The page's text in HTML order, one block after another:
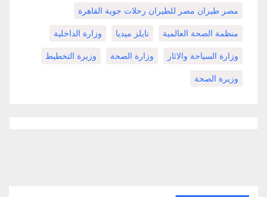
مصر طيران مصر للطيران رحلات جوية القاهرة
منظمة الصحة العالمية نايلز ميديا وزارة الداخلية
وزارة السياحة والاثار وزارة الصحة وزيرة التخطيط
وزيرة الصحة